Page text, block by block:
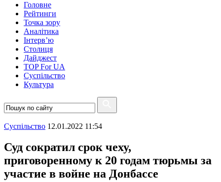
Головне
Рейтинги
Точка зору
Аналітика
Інтерв’ю
Столиця
Дайджест
TOP For UA
Суспiльство
Культура
Суспiльство 12.01.2022 11:54
Суд сократил срок чеху,
приговоренному к 20 годам тюрьмы за
участие в войне на Донбассе